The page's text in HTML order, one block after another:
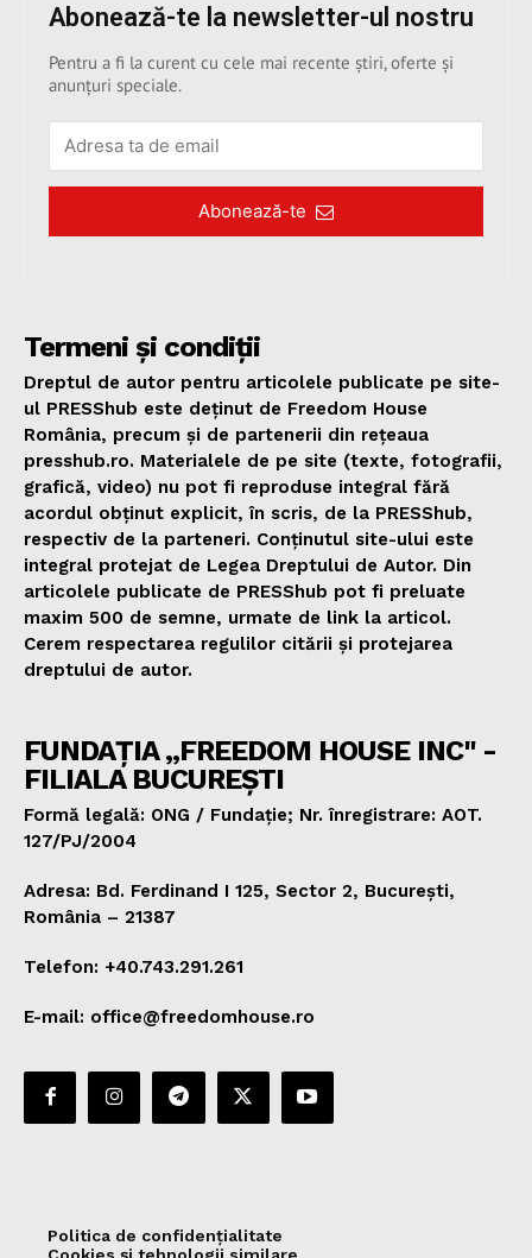
Abonează-te la newsletter-ul nostru
Pentru a fi la curent cu cele mai recente știri, oferte și
anunțuri speciale.
Abonează-te
Termeni și condiții
Dreptul de autor pentru articolele publicate pe site-
ul PRESShub este deținut de Freedom House
România, precum și de partenerii din rețeaua
presshub.ro. Materialele de pe site (texte, fotografii,
grafică, video) nu pot fi reproduse integral fără
acordul obținut explicit, în scris, de la PRESShub,
respectiv de la parteneri. Conținutul site-ului este
integral protejat de Legea Dreptului de Autor. Din
articolele publicate de PRESShub pot fi preluate
maxim 500 de semne, urmate de link la articol.
Cerem respectarea regulilor citării și protejarea
dreptului de autor.
FUNDAȚIA „FREEDOM HOUSE INC" -
FILIALA BUCUREȘTI
Formă legală: ONG / Fundație; Nr. înregistrare: AOT.
127/PJ/2004
Adresa: Bd. Ferdinand I 125, Sector 2, București,
România – 21387
Telefon: +40.743.291.261
E-mail: office@freedomhouse.ro
Politica de confidențialitate